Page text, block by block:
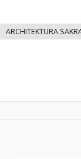
ARCHITEKTURA